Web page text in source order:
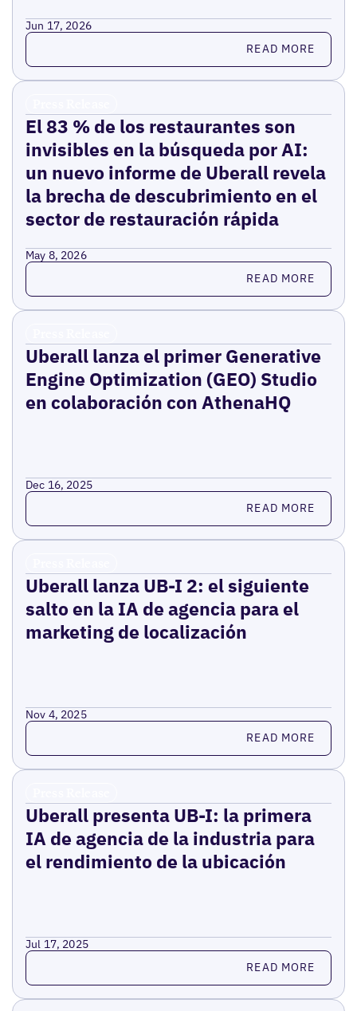
Jun 17, 2026
Read more READ MORE
El 83 % de los restaurantes son
invisibles en la búsqueda por AI:
un nuevo informe de Uberall revela
la brecha de descubrimiento en el
sector de restauración rápida
May 8, 2026
Read more READ MORE
Uberall lanza el primer Generative
Engine Optimization (GEO) Studio
en colaboración con AthenaHQ
Dec 16, 2025
Read more READ MORE
Uberall lanza UB-I 2: el siguiente
salto en la IA de agencia para el
marketing de localización
Nov 4, 2025
Read more READ MORE
Uberall presenta UB-I: la primera
IA de agencia de la industria para
el rendimiento de la ubicación
Jul 17, 2025
Read more READ MORE